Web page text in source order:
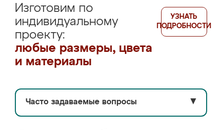
Изготовим по
индивидуальному
проекту:
любые размеры, цвета
и материалы
УЗНАТЬ
ПОДРОБНОСТИ
Часто задаваемые вопросы ▼